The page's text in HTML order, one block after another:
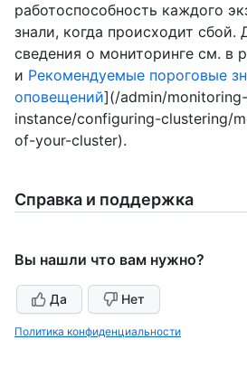
работоспособность каждого
знали, когда происходит сбой.
сведения о мониторинге см. в
и Рекомендуемые пороговые
оповещений](/admin/
instance/configuring-clustering/
of-your-cluster).
Справка и поддержка
Вы нашли что вам нужно?
Да Нет
Политика конфиденциальности